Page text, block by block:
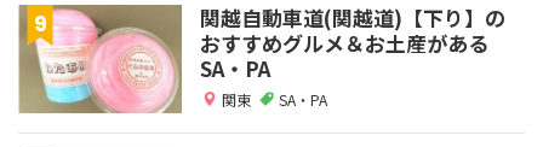
関越自動車道(関越道)【下り】の
おすすめグルメ＆お土産がある
SA・PA
関東 SA・PA